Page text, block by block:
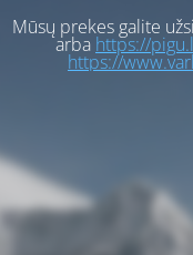
Mūsų prekes galite
arba https://
https://